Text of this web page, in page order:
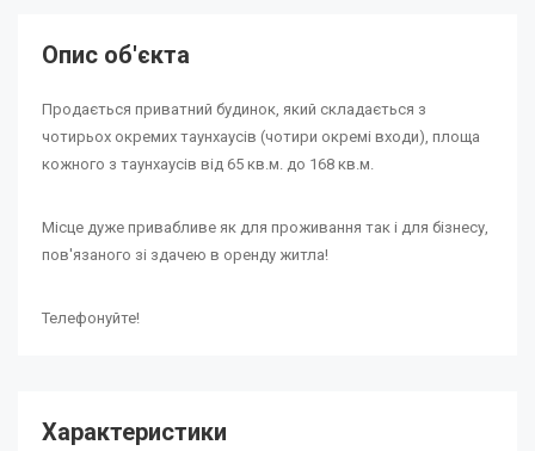
Опис об'єкта
Продається приватний будинок, який складається з
чотирьох окремих таунхаусів (чотири окремі входи), площа
кожного з таунхаусів від 65 кв.м. до 168 кв.м.
Місце дуже привабливе як для проживання так і для бізнесу,
пов'язаного зі здачею в оренду житла!
Телефонуйте!
Характеристики